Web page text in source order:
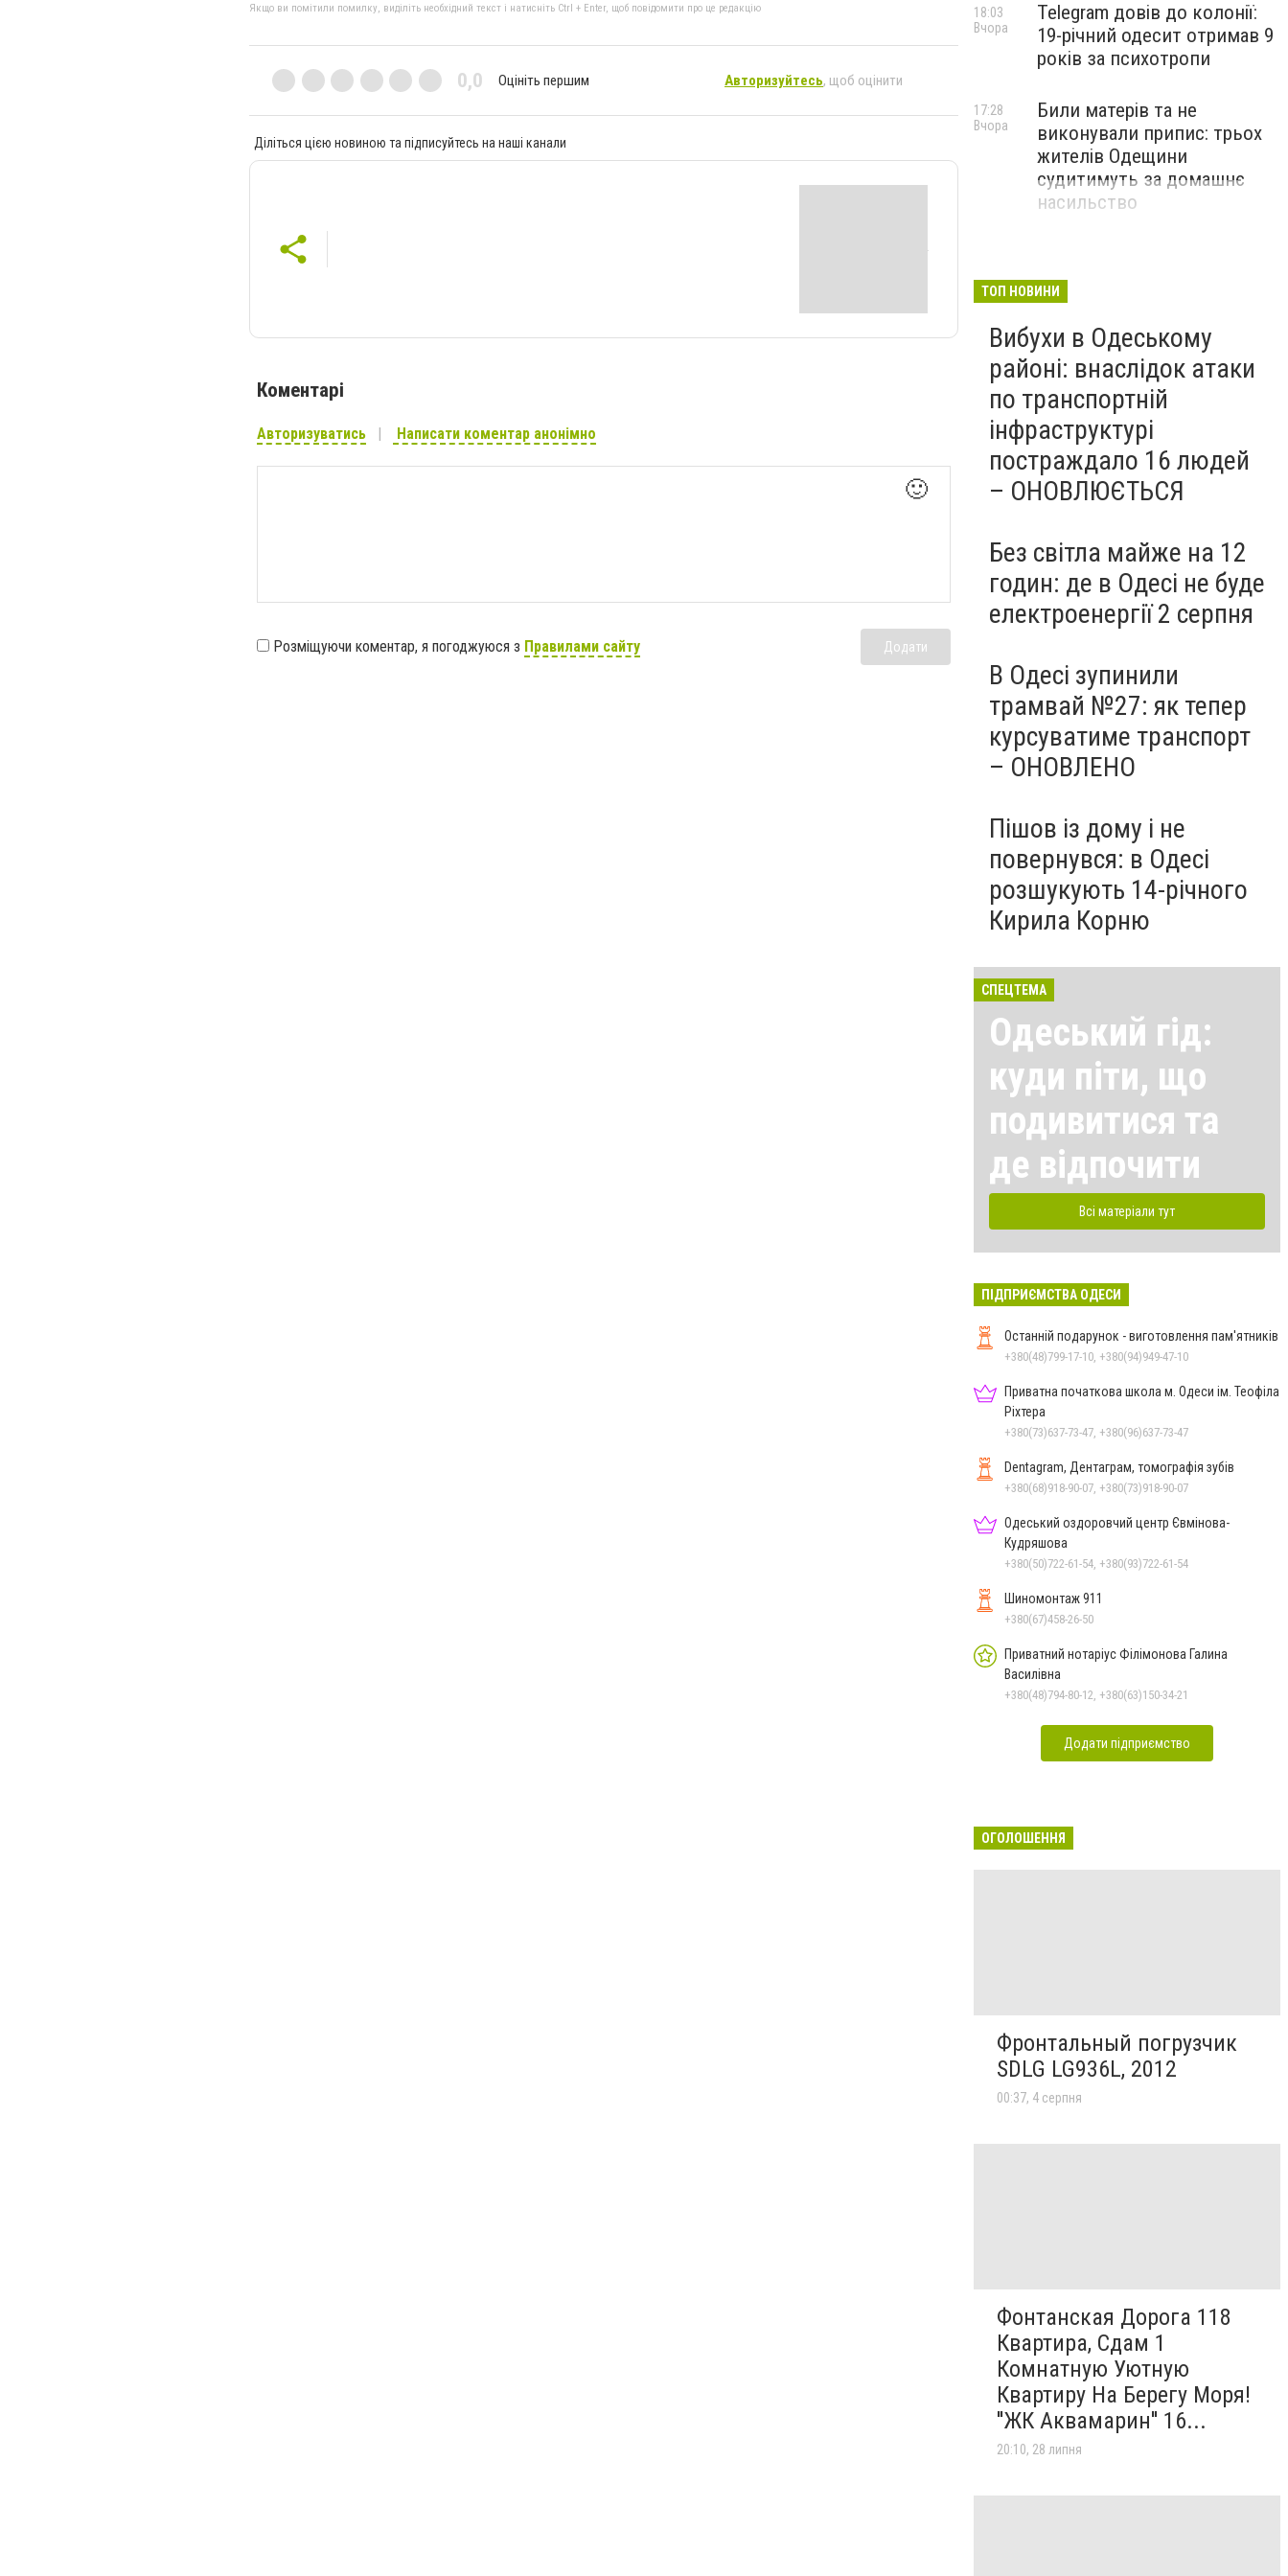
к
Якщо ви помітили помилку, виділіть необхідний текст і натисніть Ctrl + Enter, щоб повідомити про це редакцію
0,0 Оцініть першим Авторизуйтесь, щоб оцінити
Діліться цією новиною та підписуйтесь на наші канали
Коментарі
Авторизуватись Написати коментар анонімно
🙂
Розміщуючи коментар, я погоджуюся з Правилами сайту Додати
Telegram довів до колонії:
19-річний одесит отримав 9
років за психотропи
18:03
Вчора
Били матерів та не
виконували припис: трьох
жителів Одещини
судитимуть за домашнє
насильство
17:28
Вчора
ТОП НОВИНИ
Вибухи в Одеському
районі: внаслідок атаки
по транспортній
інфраструктурі
постраждало 16 людей
– ОНОВЛЮЄТЬСЯ
Без світла майже на 12
годин: де в Одесі не буде
електроенергії 2 серпня
В Одесі зупинили
трамвай №27: як тепер
курсуватиме транспорт
– ОНОВЛЕНО
Пішов із дому і не
повернувся: в Одесі
розшукують 14-річного
Кирила Корню
СПЕЦТЕМА
Одеський гід:
куди піти, що
подивитися та
де відпочити
Всі матеріали тут
ПІДПРИЄМСТВА ОДЕСИ
Останній подарунок - виготовлення пам'ятників
+380(48)799-17-10, +380(94)949-47-10
Приватна початкова школа м. Одеси ім. Теофіла
Ріхтера
+380(73)637-73-47, +380(96)637-73-47
Dentagram, Дентаграм, томографія зубів
+380(68)918-90-07, +380(73)918-90-07
Одеський оздоровчий центр Євмінова-
Кудряшова
+380(50)722-61-54, +380(93)722-61-54
Шиномонтаж 911
+380(67)458-26-50
Приватний нотаріус Філімонова Галина
Василівна
+380(48)794-80-12, +380(63)150-34-21
Додати підприємство
ОГОЛОШЕННЯ
Фронтальный погрузчик
SDLG LG936L, 2012
00:37, 4 серпня
Фонтанская Дорога 118
Квартира, Сдам 1
Комнатную Уютную
Квартиру На Берегу Моря!
''ЖК Аквамарин'' 16...
20:10, 28 липня